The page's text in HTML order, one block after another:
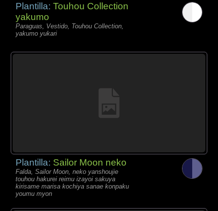
Plantilla:Touhou Collection
yakumo
Paraguas, Vestido, Touhou Collection,
yakumo yukari
Plantilla: Sailor Moon neko
Falda, Sailor Moon, neko yanshoujie
touhou hakurei reimu izayoi sakuya
kirisame marisa kochiya sanae konpaku
youmu myon